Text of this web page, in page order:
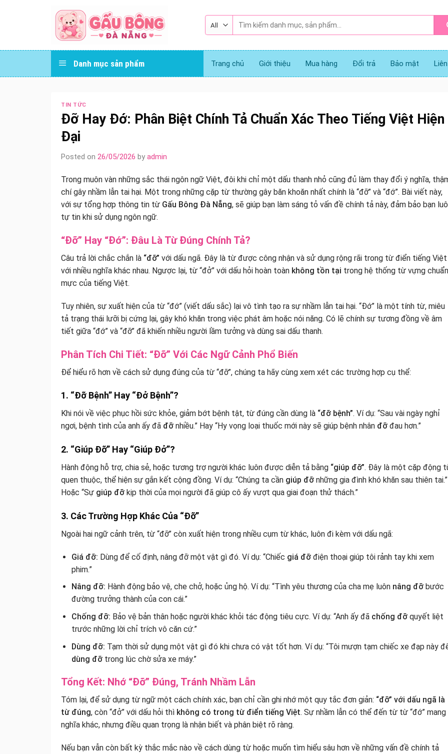
kiếm:
Danh mục sản phẩm Trang chủ Giới thiệu Mua hàng Đổi trả Bảo mật
TIN TỨC
Đỡ Hay Đớ: Phân Biệt Chính Tả Chuẩn Xác Theo Tiếng Việt Hiện
Đại
Posted on 26/05/2026 by admin
Trong muôn vàn những sắc thái ngôn ngữ Việt, đôi khi chỉ một dấu thanh nhỏ cũng đủ làm thay đổi ý nghĩa,
chí gây nhầm lẫn tai hại. Một trong những cặp từ thường gây băn khoăn nhất chính là “đỡ” và “đớ”. Bài viết này,
với sự tổng hợp thông tin từ Gấu Bông Đà Nẵng, sẽ giúp bạn làm sáng tỏ vấn đề chính tả này, đảm bảo bạn
tự tin khi sử dụng ngôn ngữ.
“Đỡ” Hay “Đớ”: Đâu Là Từ Đúng Chính Tả?
Câu trả lời chắc chắn là “đỡ” với dấu ngã. Đây là từ được công nhận và sử dụng rộng rãi trong từ điển tiếng Việt
với nhiều nghĩa khác nhau. Ngược lại, từ “đở” với dấu hỏi hoàn toàn không tồn tại trong hệ thống từ vựng chuẩn
mực của tiếng Việt.
Tuy nhiên, sự xuất hiện của từ “đớ” (viết dấu sắc) lại vô tình tạo ra sự nhầm lẫn tai hại. “Đớ” là một tính từ, miêu
tả trạng thái lưỡi bị cứng lại, gây khó khăn trong việc phát âm hoặc nói năng. Có lẽ chính sự tương đồng về âm
tiết giữa “đớ” và “đỡ” đã khiến nhiều người lầm tưởng và dùng sai dấu thanh.
Phân Tích Chi Tiết: “Đỡ” Với Các Ngữ Cảnh Phổ Biến
Để hiểu rõ hơn về cách sử dụng đúng của từ “đỡ”, chúng ta hãy cùng xem xét các trường hợp cụ thể:
1. “Đỡ Bệnh” Hay “Đở Bệnh”?
Khi nói về việc phục hồi sức khỏe, giảm bớt bệnh tật, từ đúng cần dùng là “đỡ bệnh”. Ví dụ: “Sau vài ngày nghỉ
ngơi, bệnh tình của anh ấy đã đỡ nhiều.” Hay “Hy vọng loại thuốc mới này sẽ giúp bệnh nhân đỡ đau hơn.”
2. “Giúp Đỡ” Hay “Giúp Đở”?
Hành động hỗ trợ, chia sẻ, hoặc tương trợ người khác luôn được diễn tả bằng “giúp đỡ”. Đây là một cặp động
quen thuộc, thể hiện sự gắn kết cộng đồng. Ví dụ: “Chúng ta cần giúp đỡ những gia đình khó khăn sau thiên tai.”
Hoặc “Sự giúp đỡ kịp thời của mọi người đã giúp cô ấy vượt qua giai đoạn thử thách.”
3. Các Trường Hợp Khác Của “Đỡ”
Ngoài hai ngữ cảnh trên, từ “đỡ” còn xuất hiện trong nhiều cụm từ khác, luôn đi kèm với dấu ngã:
Giá đỡ: Dùng để cố định, nâng đỡ một vật gì đó. Ví dụ: “Chiếc giá đỡđiện thoại giúp tôi rảnh tay khi xem
phim.”
Nâng đỡ: Hành động bảo vệ, che chở, hoặc ủng hộ. Ví dụ: “Tình yêu thương của cha mẹ luôn nâng đỡbước
đường trưởng thành của con cái.”
Chống đỡ: Bảo vệ bản thân hoặc người khác khỏi tác động tiêu cực. Ví dụ: “Anh ấy đã chống đỡquyết liệt
trước những lời chỉ trích vô căn cứ.”
Dùng đỡ: Tạm thời sử dụng một vật gì đó khi chưa có vật tốt hơn. Ví dụ: “Tôi mượn tạm chiếc xe đạp này
dùng đỡtrong lúc chờ sửa xe máy.”
Tổng Kết: Nhớ “Đỡ” Đúng, Tránh Nhầm Lẫn
Tóm lại, để sử dụng từ ngữ một cách chính xác, bạn chỉ cần ghi nhớ một quy tắc đơn giản: “đỡ” với dấu ngã là
từ đúng, còn “đở” với dấu hỏi thì không có trong từ điển tiếng Việt. Sự nhầm lẫn có thể đến từ từ “đớ” mang
nghĩa khác, nhưng điều quan trọng là nhận biết và phân biệt rõ ràng.
Nếu bạn vẫn còn bất kỳ thắc mắc nào về cách dùng từ hoặc muốn tìm hiểu sâu hơn về những vấn đề chính tả